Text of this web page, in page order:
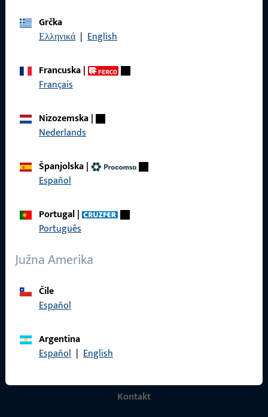
Grčka
Ελληνικά | English
Francuska|
Français
Nizozemska|
Nederlands
Španjolska|
Español
Portugal|
Português
Južna Amerika
Čile
Español
Argentina
Español | English
Zaštita podataka
Kontakt